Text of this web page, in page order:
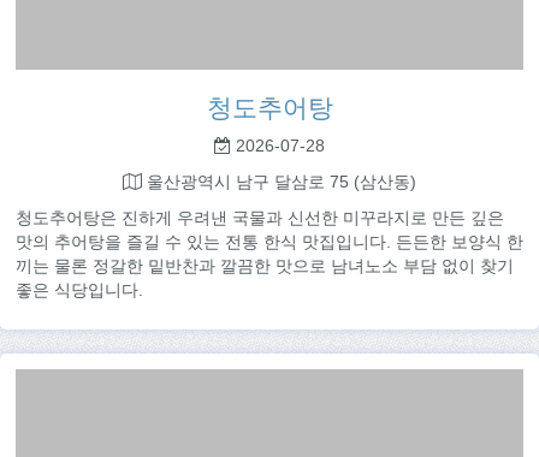
청도추어탕
2026-07-28
울산광역시 남구 달삼로 75 (삼산동)
청도추어탕은 진하게 우려낸 국물과 신선한 미꾸라지로 만든 깊은
맛의 추어탕을 즐길 수 있는 전통 한식 맛집입니다. 든든한 보양식 한
끼는 물론 정갈한 밑반찬과 깔끔한 맛으로 남녀노소 부담 없이 찾기
좋은 식당입니다.